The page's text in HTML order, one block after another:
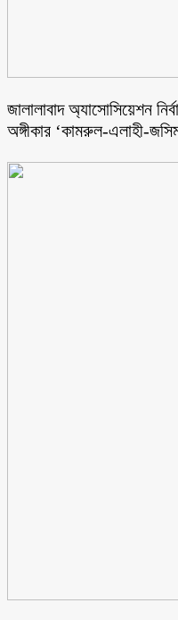
জালালাবাদ অ্যাসোসিয়েশন
অঙ্গীকার ‘কামরুল-এলাহী-